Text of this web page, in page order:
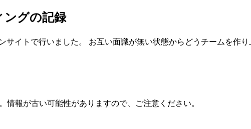
グの記録
イトで行いました。 お互い面識が無い状態からどうチームを作
報が古い可能性がありますので、ご注意ください。